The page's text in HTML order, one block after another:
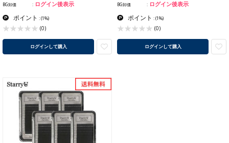
BG卸価 ログイン後表示
ポイント :(1%)
(0)
ログインして購入
BG卸価 ログイン後表示
ポイント :(1%)
(0)
ログインして購入